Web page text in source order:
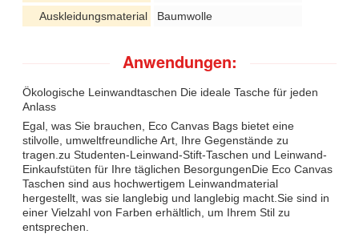
Auskleidungsmaterial
Baumwolle
Anwendungen:
Ökologische Leinwandtaschen Die ideale Tasche für jeden
Anlass
Egal, was Sie brauchen, Eco Canvas Bags bietet eine
stilvolle, umweltfreundliche Art, Ihre Gegenstände zu
tragen.zu Studenten-Leinwand-Stift-Taschen und Leinwand-
Einkaufstüten für Ihre täglichen BesorgungenDie Eco Canvas
Taschen sind aus hochwertigem Leinwandmaterial
hergestellt, was sie langlebig und langlebig macht.Sie sind in
einer Vielzahl von Farben erhältlich, um Ihrem Stil zu
entsprechen.